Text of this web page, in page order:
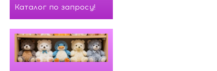
Каталог по запросу!